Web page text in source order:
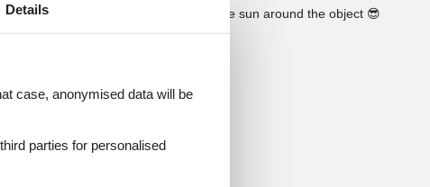
See the course of the sun around the object 😎
Details
case, anonymised data will be
parties for personalised